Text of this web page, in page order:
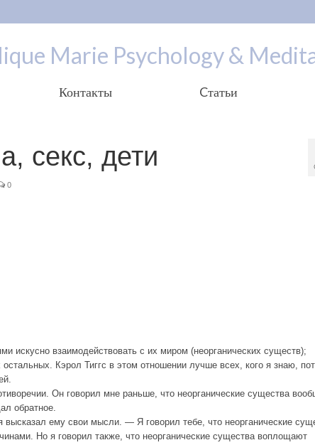
Marie Psychology &
Контакты Cтатьи
секс, дети
0
искусно взаимодействовать с их миром (неорганических существ);
Кэрол Тиггс в этом отношении лучше всех, кого я знаю,
Он говорил мне раньше, что неорганические существа
обратное.
ему свои мысли. — Я говорил тебе, что неорганические
Но я говорил также, что неорганические существа воплощают